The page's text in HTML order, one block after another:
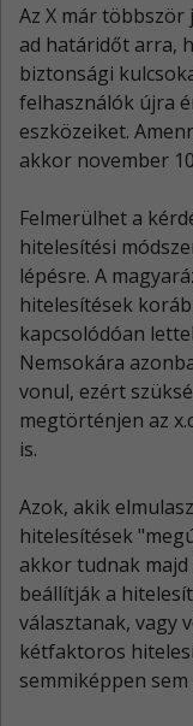
Az X már többször
ad határidőt arra,
biztonsági
felhasználók újra
eszközeiket.
akkor november
Felmerülhet a
hitelesítési
lépésre. A
hitelesítések
kapcsolódóan
Nemsokára
vonul, ezért
megtörténjen az
is.
Azok, akik
hitelesítések
akkor tudnak
beállítják a
választanak, vagy
kétfaktoros
semmiképpen